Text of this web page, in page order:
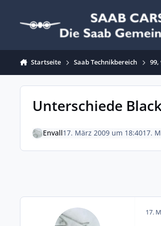
Startseite Saab Technikbereich 99,
Unterschiede
Envall17. März 2009 um 18:4017.
17.